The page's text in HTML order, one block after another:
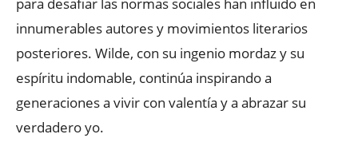
para desafiar las normas sociales han influido en
innumerables autores y movimientos literarios
posteriores. Wilde, con su ingenio mordaz y su
espíritu indomable, continúa inspirando a
generaciones a vivir con valentía y a abrazar su
verdadero yo.